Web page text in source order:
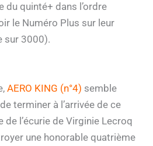
quinté+ dans l’ordre
le Numéro Plus sur leur
sur 3000).
AERO KING (n°4) semble
terminer à l’arrivée de ce
de l’écurie de Virginie Lecroq
une honorable quatrième